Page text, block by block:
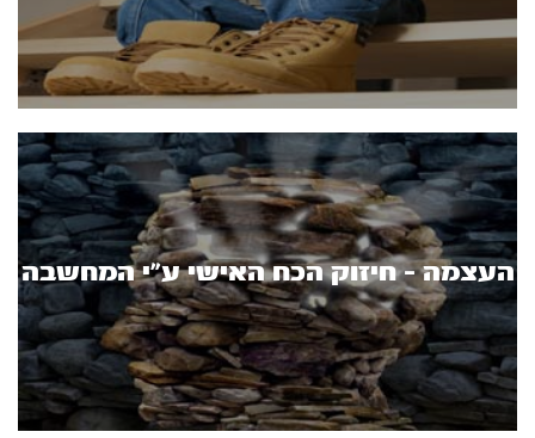
העצמה - חיזוק הכח האישי ע"י המחשבה